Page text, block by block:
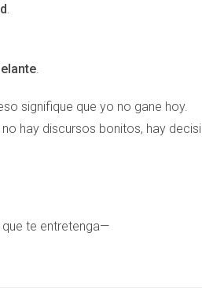
lujo sea también inteligente y
Regus/IWG.
.
.
signifique que yo no gane hoy.
hay discursos bonitos, hay
te entretenga—